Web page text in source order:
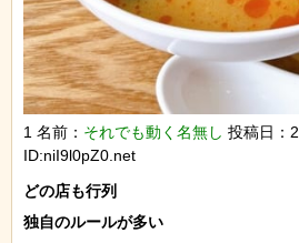
1 名前： それでも動く名無し 投稿日：
ID:niI9l0pZ0.net
どの店も行列
独自のルールが多い